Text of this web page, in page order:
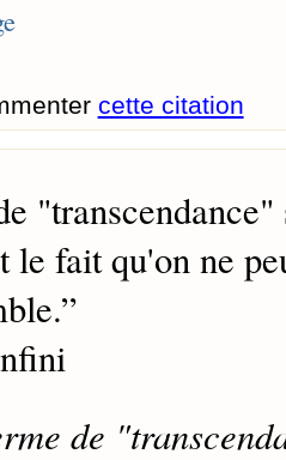
cette citation
le fait qu'on ne
”
de